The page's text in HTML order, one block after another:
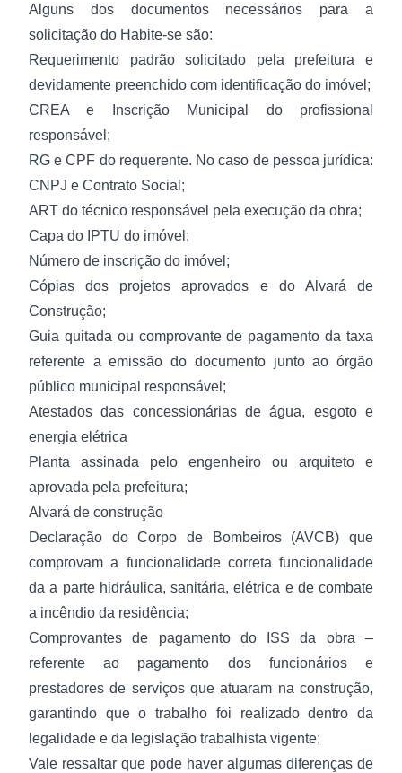
Alguns dos documentos necessários para a
solicitação do Habite-se são:
Requerimento padrão solicitado pela prefeitura e
devidamente preenchido com identificação do imóvel;
CREA e Inscrição Municipal do profissional
responsável;
RG e CPF do requerente. No caso de pessoa jurídica:
CNPJ e Contrato Social;
ART do técnico responsável pela execução da obra;
Capa do IPTU do imóvel;
Número de inscrição do imóvel;
Cópias dos projetos aprovados e do Alvará de
Construção;
Guia quitada ou comprovante de pagamento da taxa
referente a emissão do documento junto ao órgão
público municipal responsável;
Atestados das concessionárias de água, esgoto e
energia elétrica
Planta assinada pelo engenheiro ou arquiteto e
aprovada pela prefeitura;
Alvará de construção
Declaração do Corpo de Bombeiros (AVCB) que
comprovam a funcionalidade correta funcionalidade
da a parte hidráulica, sanitária, elétrica e de combate
a incêndio da residência;
Comprovantes de pagamento do ISS da obra –
referente ao pagamento dos funcionários e
prestadores de serviços que atuaram na construção,
garantindo que o trabalho foi realizado dentro da
legalidade e da legislação trabalhista vigente;
Vale ressaltar que pode haver algumas diferenças de